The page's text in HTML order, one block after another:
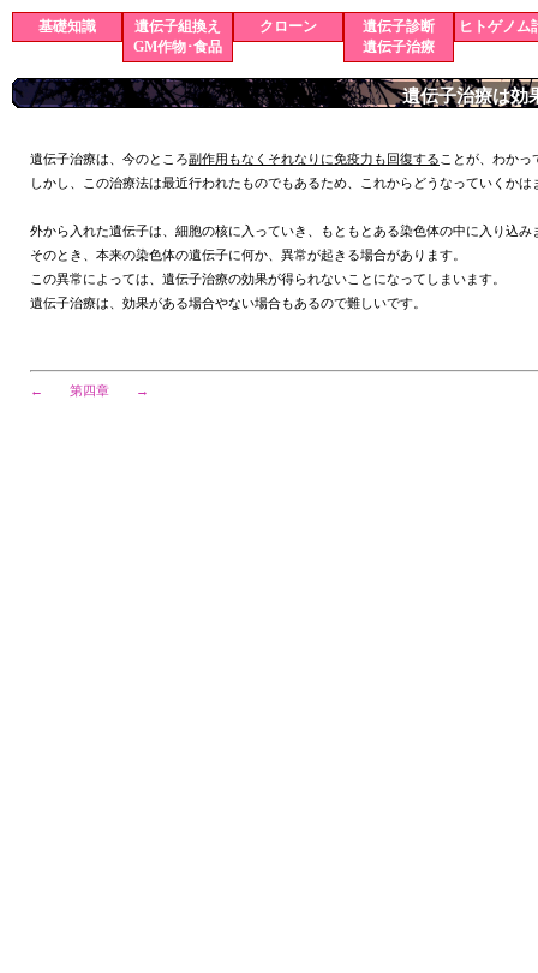
基礎知識
遺伝子組換え
GM作物･食品
クローン
遺伝子診断
遺伝子治療
ヒトゲノム
遺伝子治療は効
遺伝子治療は、今のところ副作用もなくそれなりに免疫力も回復する ことが、わかっ
しかし、この治療法は最近行われたものでもあるため、これからどうなっていくか
外から入れた遺伝子は、細胞の核に入っていき、もともとある染色体の中に入り込み
そのとき、本来の染色体の遺伝子に何か、異常が起きる場合があります。
この異常によっては、遺伝子治療の効果が得られないことになってしまいます。
遺伝子治療は、効果がある場合やない場合もあるので難しいです。
← 第四章 →